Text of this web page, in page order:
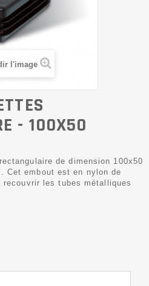
l'image
- 100X50
de dimension 100x50
Cet embout est en nylon de
les tubes métalliques